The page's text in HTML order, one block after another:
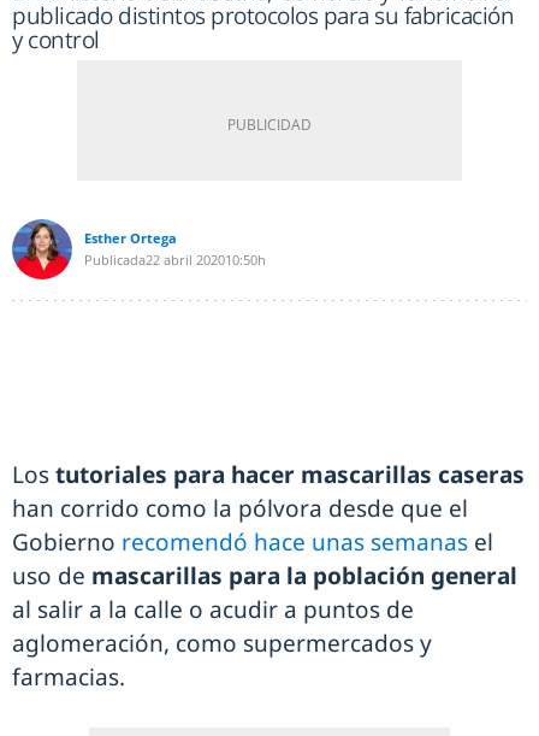
publicado distintos protocolos para su fabricación
y control
Esther Ortega
Publicada22 abril 202010:50h
Lostutoriales para hacer mascarillas caseras
han corrido como la pólvora desde que el
Gobierno recomendó hace unas semanas el
uso de mascarillas para la población general
al salir a la calle o acudir a puntos de
aglomeración, como supermercados y
farmacias.